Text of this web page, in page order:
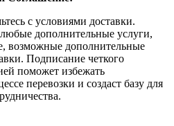
с условиями доставки.
дополнительные услуги,
возможные дополнительные
Подписание четкого
поможет избежать
перевозки и создаст базу для